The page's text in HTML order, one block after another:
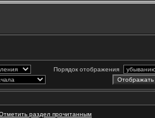
Порядок отображения
раздел прочитанным